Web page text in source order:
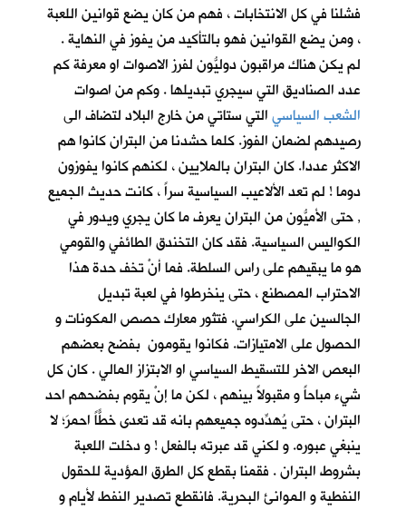
فشلنا في كل الانتخابات ، فهم من كان يضع قوانين اللعبة
، ومن يضع القوانين فهو بالتأكيد من يفوز في النهاية .
لم يكن هناك مراقبون دوليُّون لفرز الاصوات او معرفة كم
عدد الصناديق التي سيجري تبديلها . وكم من اصوات
الشعب السياسيالتي ستاتي من خارج البلاد لتضاف الى
رصيدهم لضمان الفوز. كلما حشدنا من البتران كانوا هم
الاكثر عددا. كان البتران بالملايين ، لكنهم كانوا يفوزون
دوما ! لم تعد الألاعيب السياسية سراً ، كانت حديث الجميع
, حتى الأميُّون من البتران يعرف ما كان يجري ويدور في
الكواليس السياسية. فقد كان التخندق الطائفي والقومي
هو ما يبقيهم على راس السلطة. فما أنْ تخف حدة هذا
الاحتراب المصطنع ، حتى ينخرطوا في لعبة تبديل
الجالسين على الكراسي. فتثور معارك حصص المكونات و
الحصول على الامتيازات. فكانوا يقومون بفضح بعضهم
البعص الاخر للتسقيط السياسي او الابتزاز المالي . كان كل
شيء مباحاً و مقبولاً بينهم ، لكن ما إنْ يقوم بفضحهم احد
البتران ، حتى يُهدِّدوه جميعهم بانه قد تعدى خطًّاً احمرَ؛ لا
ينبغي عبوره. و لكني قد عبرته بالفعل ! و دخلت اللعبة
بشروط البتران . فقمنا بقطع كل الطرق المؤدية للحقول
النفطية و الموانئ البحرية. فانقطع تصدير النفط لأيام و